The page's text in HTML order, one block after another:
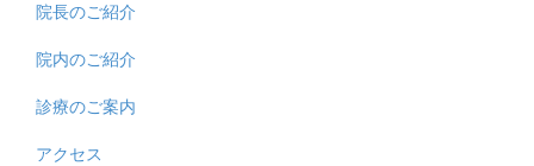
院長のご紹介
院内のご紹介
診療のご案内
アクセス